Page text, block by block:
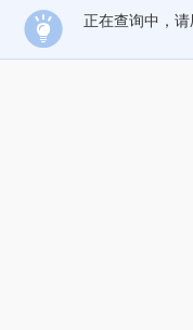
正在查询中，